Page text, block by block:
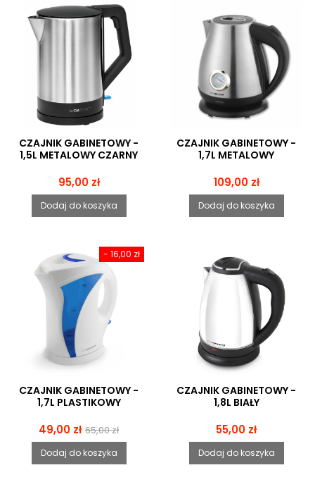
CZAJNIK GABINETOWY -
1,5L METALOWY CZARNY
Cena
95,00 zł
Dodaj do koszyka
CZAJNIK GABINETOWY -
1,7L METALOWY
Cena
109,00 zł
Dodaj do koszyka
- 16,00 zł
CZAJNIK GABINETOWY -
1,7L PLASTIKOWY
Cena
49,00 zł Cena
podstawowa
65,00 zł
Dodaj do koszyka
CZAJNIK GABINETOWY -
1,8L BIAŁY
Cena
55,00 zł
Dodaj do koszyka